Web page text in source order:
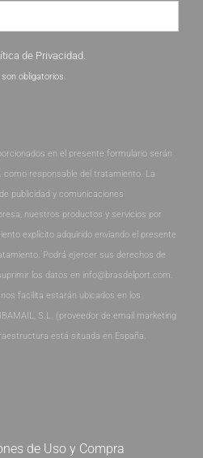
de Privacidad.
obligatorios.
en el presente formulario serán
como responsable del tratamiento. La
publicidad y comunicaciones
nuestros productos y servicios por
explícito adquirido enviando el presente
Podrá ejercer sus derechos de
los datos en info@brasdelport.com.
facilita estarán ubicados en los
S.L. (proveedor de email marketing
está situada en España.
de Uso y Compra